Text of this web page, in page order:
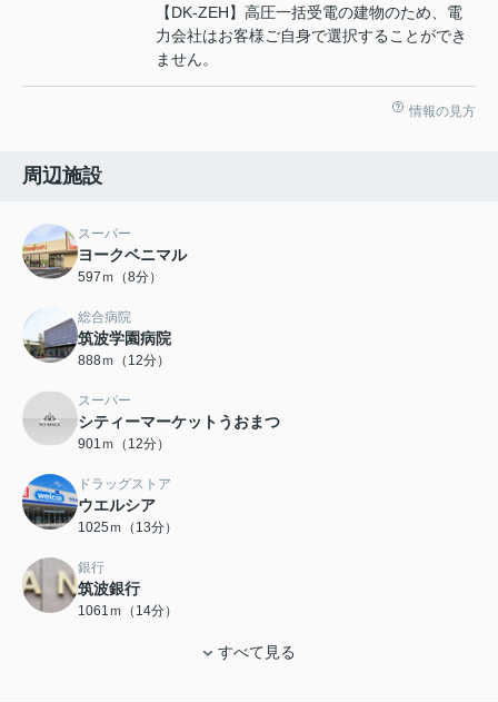
【DK-ZEH】高圧一括受電の建物のため、電
力会社はお客様ご自身で選択することができ
ません。
情報の見方
周辺施設
スーパー
ヨークベニマル
597ｍ（8分）
総合病院
筑波学園病院
888ｍ（12分）
スーパー
シティーマーケットうおまつ
901ｍ（12分）
ドラッグストア
ウエルシア
1025ｍ（13分）
銀行
筑波銀行
1061ｍ（14分）
すべて見る